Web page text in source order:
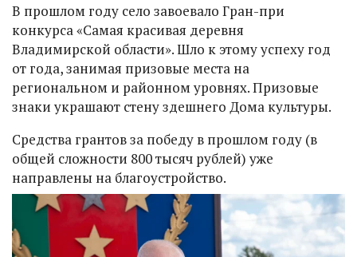
В прошлом году село завоевало Гран-при
конкурса «Самая красивая деревня
Владимирской области». Шло к этому успеху год
от года, занимая призовые места на
региональном и районном уровнях. Призовые
знаки украшают стену здешнего Дома культуры.
Средства грантов за победу в прошлом году (в
общей сложности 800 тысяч рублей) уже
направлены на благоустройство.